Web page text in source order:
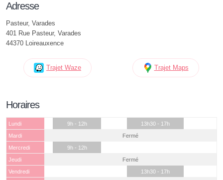
Adresse
Pasteur, Varades
401 Rue Pasteur, Varades
44370 Loireauxence
Trajet Waze Trajet Maps
Horaires
Lundi 9h - 12h
13h30 - 17h
Mardi
Fermé
Mercredi
9h - 12h
Jeudi
Fermé
Vendredi
13h30 - 17h